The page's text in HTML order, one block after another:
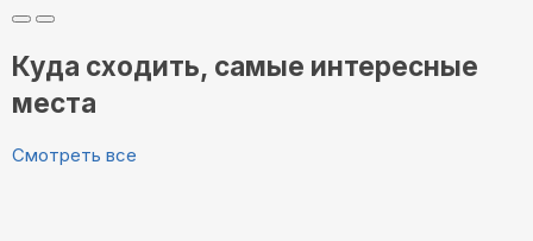
Куда сходить, самые интересные
места
Смотреть все